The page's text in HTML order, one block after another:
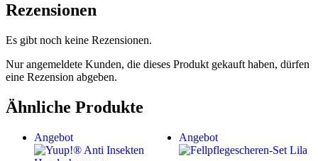
Rezensionen
Es gibt noch keine Rezensionen.
Nur angemeldete Kunden, die dieses Produkt gekauft haben, dürfen
eine Rezension abgeben.
Ähnliche Produkte
Angebot Angebot